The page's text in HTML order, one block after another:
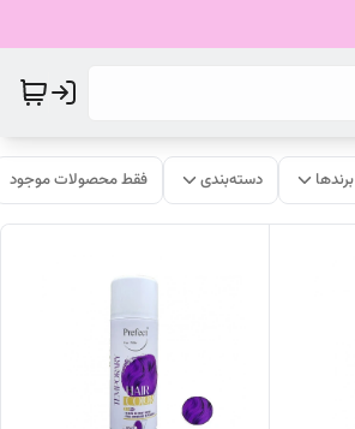
برندها دسته‌بندی فقط محصولات موجود